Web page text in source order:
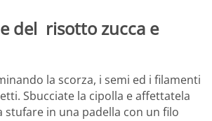
del risotto zucca e
la scorza, i semi ed i filamenti
Sbucciate la cipolla e affettatela
stufare in una padella con un filo